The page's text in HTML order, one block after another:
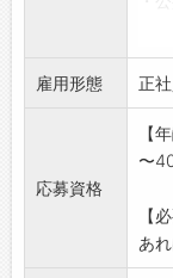
・
・
・
・
・
※社
状
だ
雇用形態 正
応募資格
【
〜
【
あ